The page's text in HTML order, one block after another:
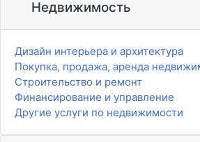
Недвижимость
Дизайн интерьера и архитектура
Покупка, продажа, аренда
Строительство и ремонт
Финансирование и управление
Другие услуги по недвижимости